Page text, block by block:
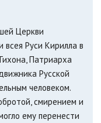
Церкви
всея Руси Кирилла в
Патриарха
Русской
человеком.
смирением и
ему перенести